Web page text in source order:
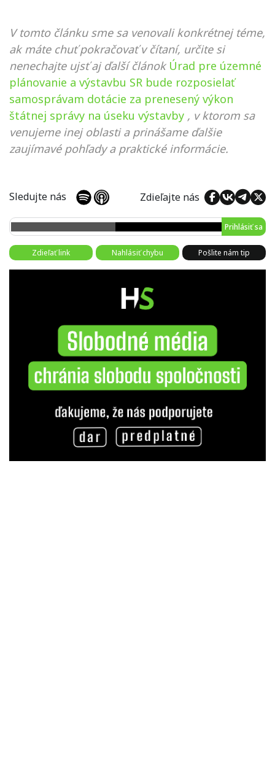
V tomto článku sme sa venovali konkrétnej téme,
ak máte chuť pokračovať v čítaní, určite si
nenechajte ujsť aj ďalší článok Úrad pre územné
plánovanie a výstavbu SR bude rozposielať
samosprávam dotácie za prenesený výkon
štátnej správy na úseku výstavby , v ktorom sa
venujeme inej oblasti a prinášame ďalšie
zaujímavé pohľady a praktické informácie.
Sledujte nás Zdieľajte nás
Prihlásiť sa
Zdieľať link Nahlásiť chybu Pošlite nám tip